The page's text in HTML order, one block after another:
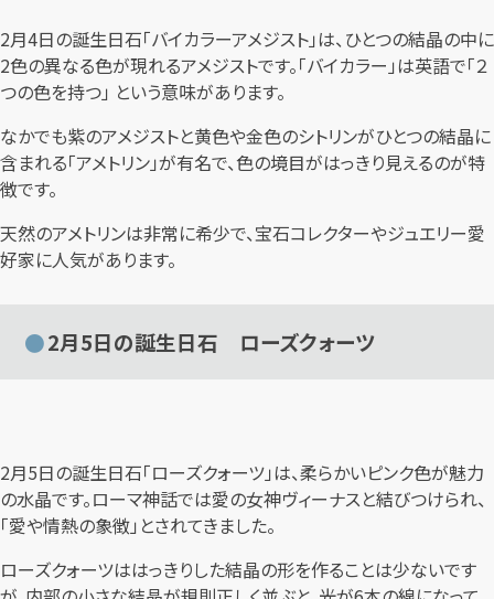
2月4日の誕生日石「バイカラーアメジスト」は、ひとつの結晶の中に
2色の異なる色が現れるアメジストです。「バイカラー」は英語で「２
つの色を持つ」 という意味があります。
なかでも紫のアメジストと黄色や金色のシトリンがひとつの結晶に
含まれる「アメトリン」が有名で、色の境目がはっきり見えるのが特
徴です。
天然のアメトリンは非常に希少で、宝石コレクターやジュエリー愛
好家に人気があります。
2月5日の誕生日石 ローズクォーツ
2月5日の誕生日石「ローズクォーツ」は、柔らかいピンク色が魅力
の水晶です。ローマ神話では愛の女神ヴィーナスと結びつけられ、
「愛や情熱の象徴」とされてきました。
ローズクォーツははっきりした結晶の形を作ることは少ないです